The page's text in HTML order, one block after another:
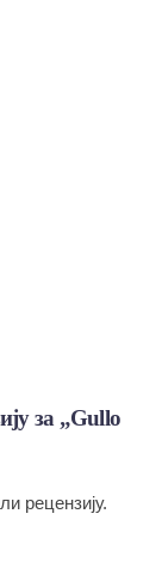
за „Gullo
рецензију.